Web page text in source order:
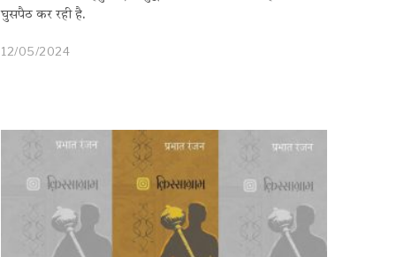
घुसपैठ कर रही है.
12/05/2024